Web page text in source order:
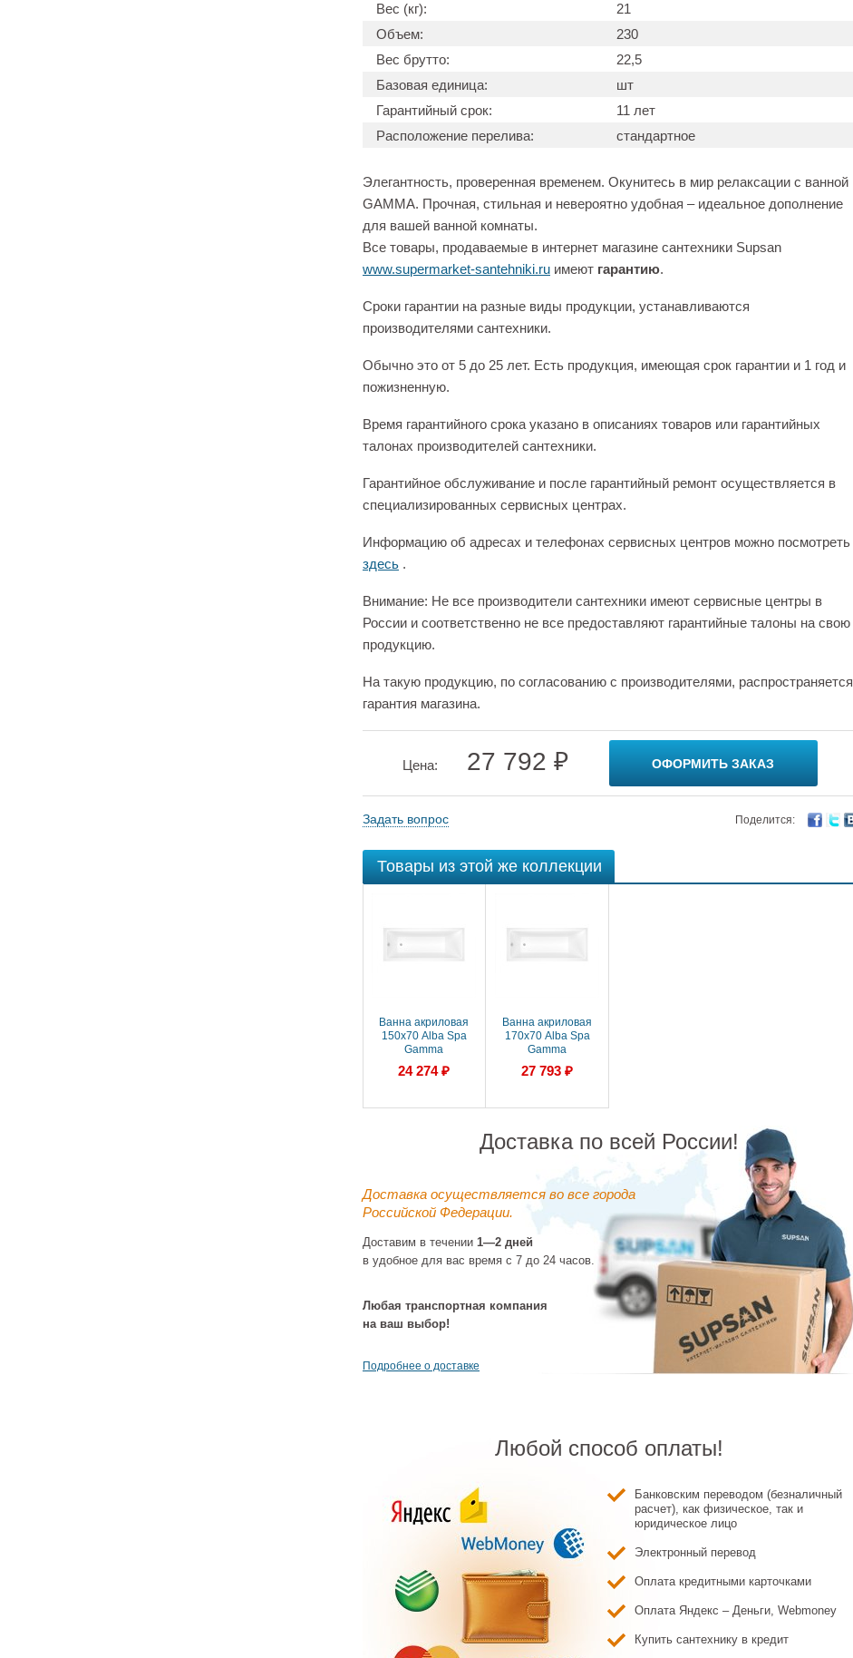
Вес (кг):
21
Объем:
230
Вес брутто:
22,5
Базовая единица:
шт
Гарантийный срок:
11 лет
Расположение перелива:
стандартное
Элегантность, проверенная временем. Окунитесь в мир релаксации с ванной
GAMMA. Прочная, стильная и невероятно удобная – идеальное дополнение
для вашей ванной комнаты.
Все товары, продаваемые в интернет магазине сантехники Supsan
www.supermarket-santehniki.ru имеют гарантию.
Сроки гарантии на разные виды продукции, устанавливаются
производителями сантехники.
Обычно это от 5 до 25 лет. Есть продукция, имеющая срок гарантии и 1 год и
пожизненную.
Время гарантийного срока указано в описаниях товаров или гарантийных
талонах производителей сантехники.
Гарантийное обслуживание и после гарантийный ремонт осуществляется в
специализированных сервисных центрах.
Информацию об адресах и телефонах сервисных центров можно посмотреть
здесь .
Внимание: Не все производители сантехники имеют сервисные центры в
России и соответственно не все предоставляют гарантийные талоны на свою
продукцию.
На такую продукцию, по согласованию с производителями, распространяется
гарантия магазина.
Цена: 27 792 ₽ ОФОРМИТЬ ЗАКАЗ
Задать вопрос Поделится:
Товары из этой же коллекции
Ванна акриловая
150х70 Alba Spa
Gamma
(ВПР0220200100)
прямоугольная,
24 274 ₽
Ванна акриловая
170х70 Alba Spa
Gamma
(ВПР0230200100)
прямоугольная,
27 793 ₽
Доставка по всей России!
Доставка осуществляется во все города
Российской Федерации.
Доставим в течении 1—2 дней
в удобное для вас время с 7 до 24 часов.
Любая транспортная компания
на ваш выбор!
Подробнее о доставке
Любой способ оплаты!
Банковским переводом (безналичный
расчет), как физическое, так и
юридическое лицо
Электронный перевод
Оплата кредитными карточками
Оплата Яндекс – Деньги, Webmoney
Купить сантехнику в кредит